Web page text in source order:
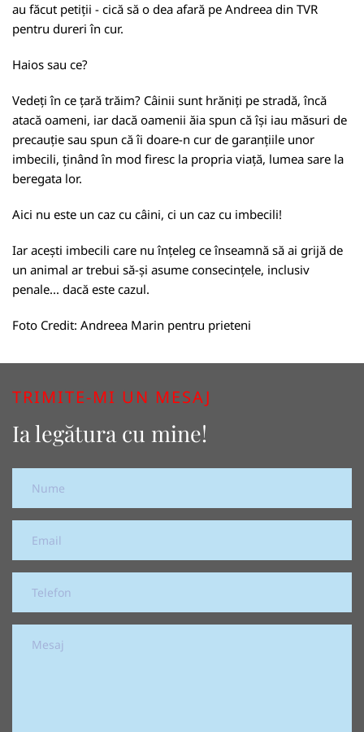
au făcut petiții - cică să o dea afară pe Andreea din TVR
pentru dureri în cur.
Haios sau ce?
Vedeți în ce țară trăim? Câinii sunt hrăniți pe stradă, încă
atacă oameni, iar dacă oamenii ăia spun că își iau măsuri de
precauție sau spun că îi doare-n cur de garanțiile unor
imbecili, ținând în mod firesc la propria viață, lumea sare la
beregata lor.
Aici nu este un caz cu câini, ci un caz cu imbecili!
Iar acești imbecili care nu înțeleg ce înseamnă să ai grijă de
un animal ar trebui să-și asume consecințele, inclusiv
penale... dacă este cazul.
Foto Credit: Andreea Marin pentru prieteni
TRIMITE-MI UN MESAJ
Ia legătura cu mine!